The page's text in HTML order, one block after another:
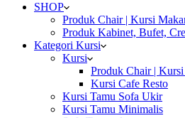
SHOP
Produk Chair | Kursi
Produk Kabinet, Bufet,
Kategori Kursi
Kursi
Produk Chair |
Kursi Cafe Resto
Kursi Tamu Sofa Ukir
Kursi Tamu Minimalis